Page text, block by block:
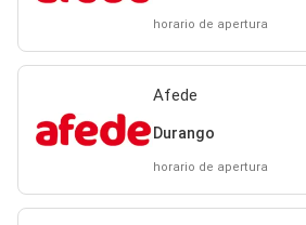
horario de apertura
Afede
Durango
horario de apertura